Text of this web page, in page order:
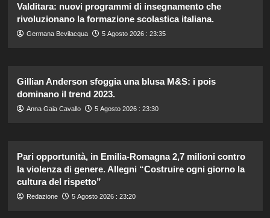
Valditara: nuovi programmi di insegnamento che
rivoluzionano la formazione scolastica italiana.
Germana Bevilacqua 5 Agosto 2026 : 23:35
Gillian Anderson sfoggia una blusa M&S: i pois
dominano il trend 2023.
Anna Gaia Cavallo 5 Agosto 2026 : 23:30
Pari opportunità, in Emilia-Romagna 2,7 milioni contro
la violenza di genere. Allegni “Costruire ogni giorno la
cultura del rispetto”
Redazione 5 Agosto 2026 : 23:20